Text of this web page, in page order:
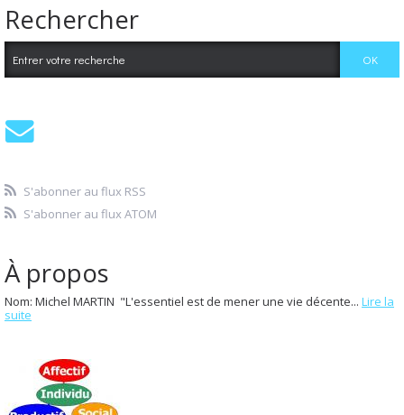
Rechercher
S'abonner au flux RSS
S'abonner au flux ATOM
À propos
Nom: Michel MARTIN "L'essentiel est de mener une vie décente... Lire la
suite